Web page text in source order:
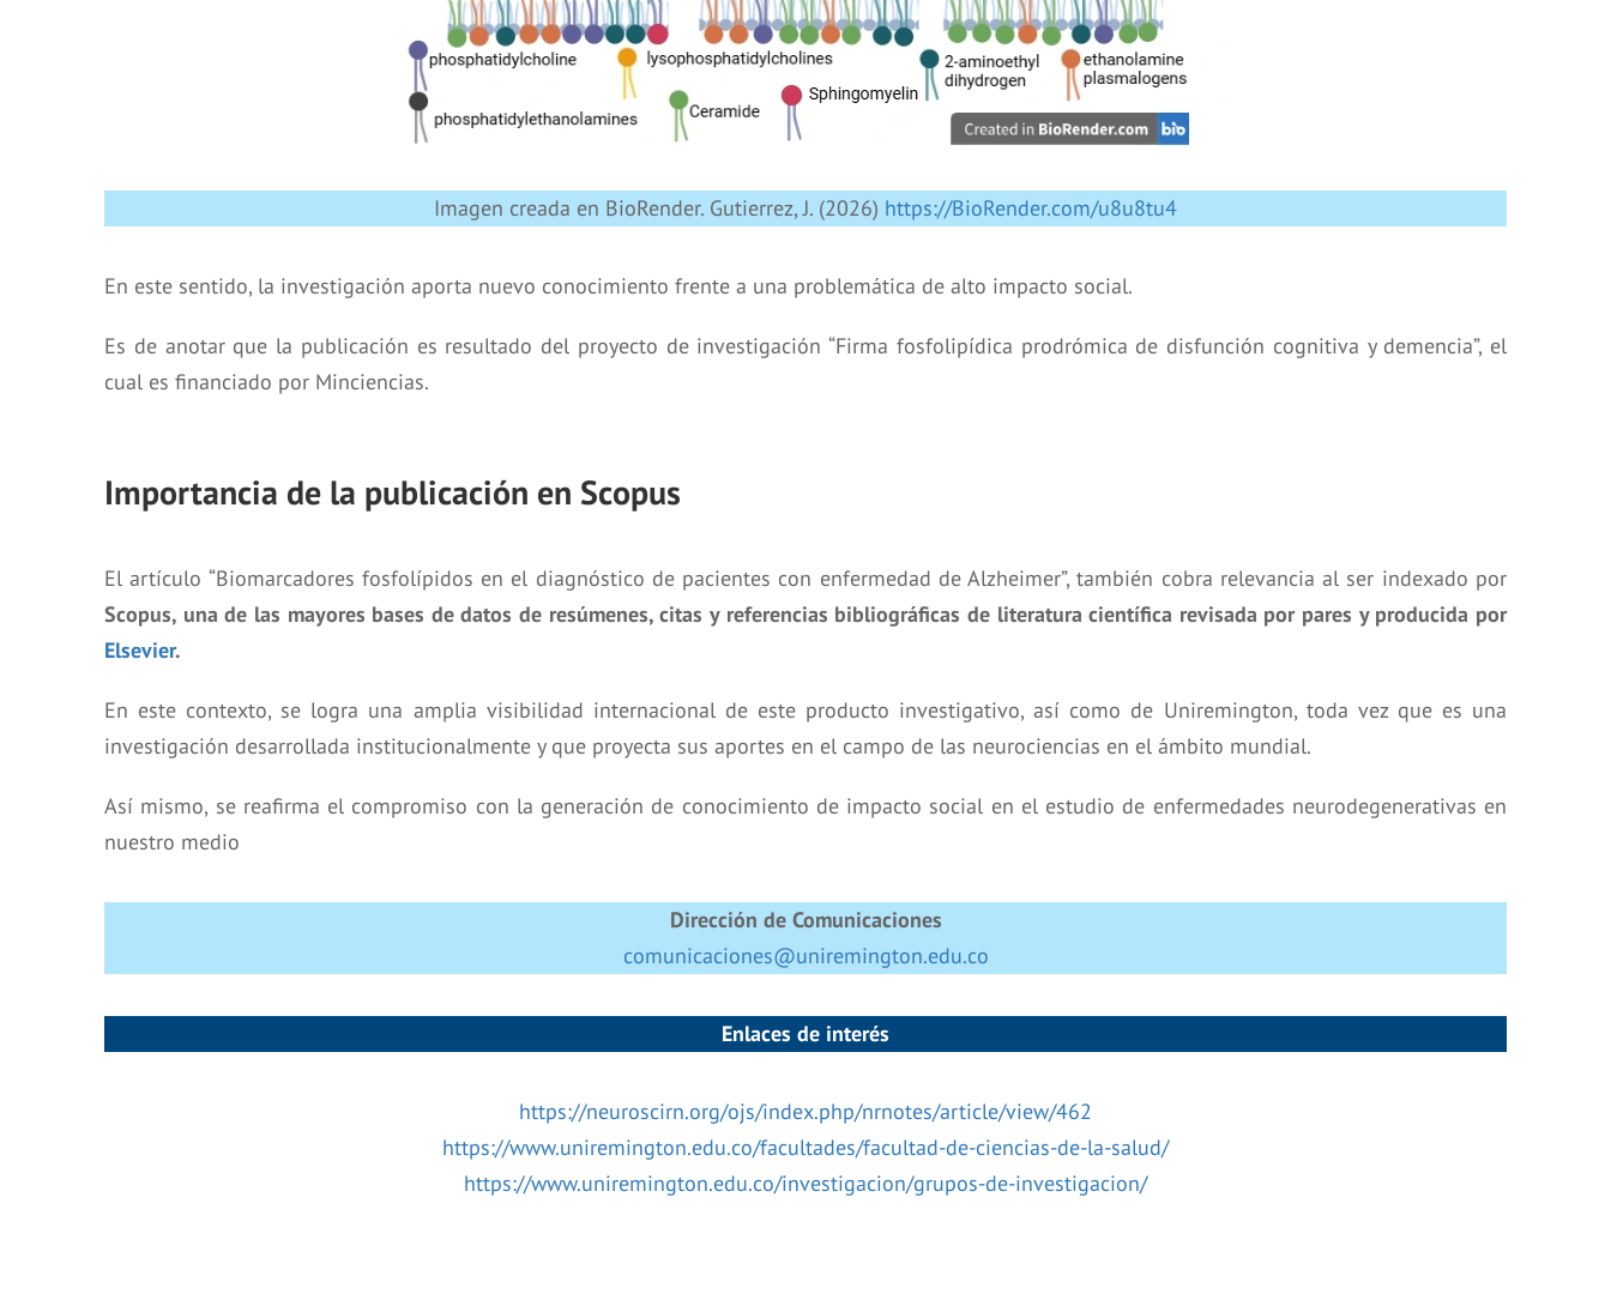
Imagen creada en BioRender. Gutierrez, J. (2026) https://BioRender.com/u8u8tu4
En este sentido, la investigación aporta nuevo conocimiento frente a una problemática de alto impacto social.
Es de anotar que la publicación es resultado del proyecto de investigación “Firma fosfolipídica prodrómica de disfunción cognitiva y demencia”, el
cual es financiado por Minciencias.
Importancia de la publicación en Scopus
El artículo “Biomarcadores fosfolípidos en el diagnóstico de pacientes con enfermedad de Alzheimer”, también cobra relevancia al ser indexado por
Scopus, una de las mayores bases de datos de resúmenes, citas y referencias bibliográficas de literatura científica revisada por pares y producida por
Elsevier.
En este contexto, se logra una amplia visibilidad internacional de este producto investigativo, así como de Uniremington, toda vez que es una
investigación desarrollada institucionalmente y que proyecta sus aportes en el campo de las neurociencias en el ámbito mundial.
Así mismo, se reafirma el compromiso con la generación de conocimiento de impacto social en el estudio de enfermedades neurodegenerativas en
nuestro medio
Dirección de Comunicaciones
comunicaciones@uniremington.edu.co
Enlaces de interés
https://neuroscirn.org/ojs/index.php/nrnotes/article/view/462
https://www.uniremington.edu.co/facultades/facultad-de-ciencias-de-la-salud/
https://www.uniremington.edu.co/investigacion/grupos-de-investigacion/